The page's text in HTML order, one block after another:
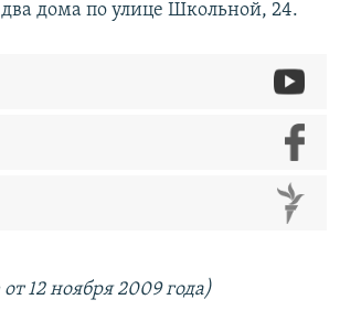
дома по улице Школьной, 24.
12 ноября 2009 года)